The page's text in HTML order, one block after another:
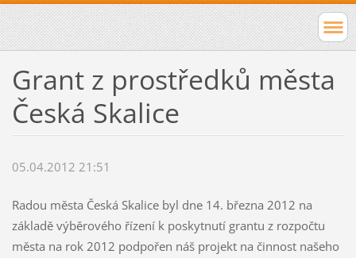
Grant z prostředků města
Česká Skalice
05.04.2012 21:51
Radou města Česká Skalice byl dne 14. března 2012 na
základě výběrového řízení k poskytnutí grantu z rozpočtu
města na rok 2012 podpořen náš projekt na činnost našeho